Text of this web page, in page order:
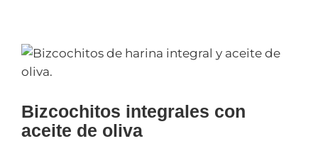
Bizcochitos integrales con
aceite de oliva